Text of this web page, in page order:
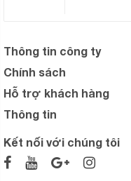
Thông tin công ty
Chính sách
Hỗ trợ khách hàng
Thông tin
Kết nối với chúng tôi